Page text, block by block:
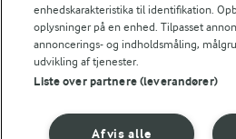
enhedskarakteristika til identifikation.
oplysninger på en enhed. Tilpasset
annoncerings- og indholdsmåling,
udvikling af tjenester.
Liste over partnere (leverandører)
Afvis alle